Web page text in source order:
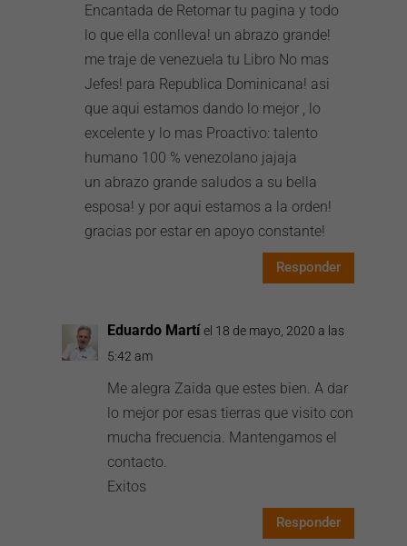
Encantada de Retomar tu pagina y todo
lo que ella conlleva! un abrazo grande!
me traje de venezuela tu Libro No mas
Jefes! para Republica Dominicana! asi
que aqui estamos dando lo mejor , lo
excelente y lo mas Proactivo: talento
humano 100 % venezolano jajaja
un abrazo grande saludos a su bella
esposa! y por aqui estamos a la orden!
gracias por estar en apoyo constante!
Responder
Eduardo Martí el 18 de mayo, 2020 a las
5:42 am
Me alegra Zaida que estes bien. A dar
lo mejor por esas tierras que visito con
mucha frecuencia. Mantengamos el
contacto.
Exitos
Responder